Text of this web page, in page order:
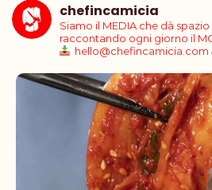
chefincamicia
Siamo il MEDIA che dà
raccontando ogni giorno il
hello@chefincamicia.com